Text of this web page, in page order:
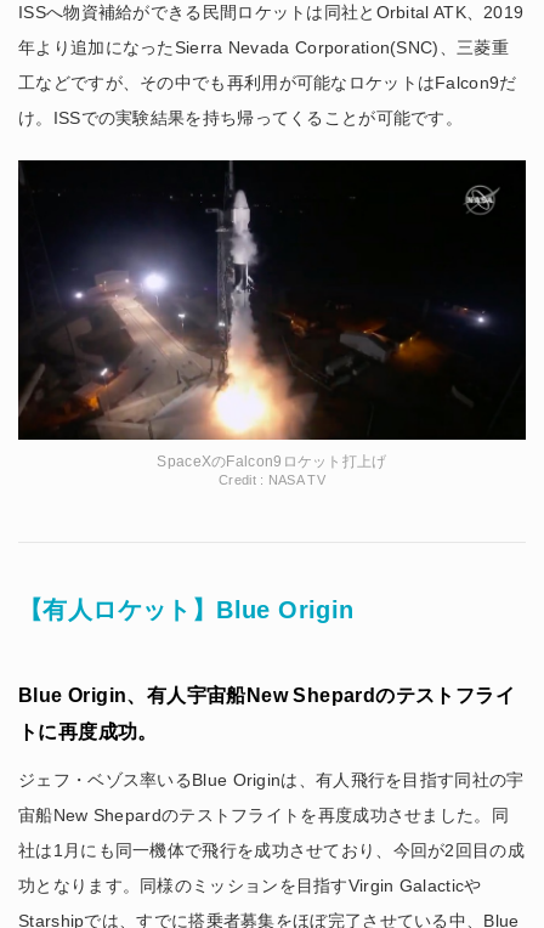
ISSへ物資補給ができる民間ロケットは同社とOrbital ATK、2019
年より追加になったSierra Nevada Corporation(SNC)、三菱重
工などですが、その中でも再利用が可能なロケットはFalcon9だ
け。ISSでの実験結果を持ち帰ってくることが可能です。
SpaceXのFalcon9ロケット打上げ
Credit : NASA TV
【有人ロケット】Blue Origin
Blue Origin、有人宇宙船New Shepardのテストフライ
トに再度成功。
ジェフ・ベゾス率いるBlue Originは、有人飛行を目指す同社の宇
宙船New Shepardのテストフライトを再度成功させました。同
社は1月にも同一機体で飛行を成功させており、今回が2回目の成
功となります。同様のミッションを目指すVirgin Galacticや
Starshipでは、すでに搭乗者募集をほぼ完了させている中、Blue